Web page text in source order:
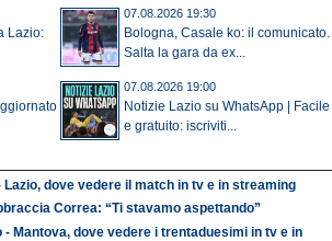
Lazio:
07.08.2026 19:30
Bologna, Casale ko: il comunicato.
Salta la gara da ex...
07.08.2026 19:00
Notizie Lazio su WhatsApp | Facile
e gratuito: iscriviti...
Lazio, dove vedere il match in tv e in streaming
Correa: “Ti stavamo aspettando”
- Mantova, dove vedere i trentaduesimi in tv e in